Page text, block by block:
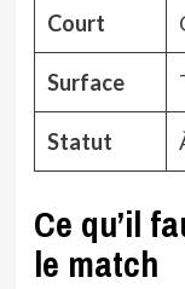
Court
Surface
Statut
Ce qu’il
le match